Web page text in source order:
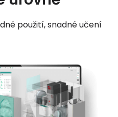
použití, snadné učení